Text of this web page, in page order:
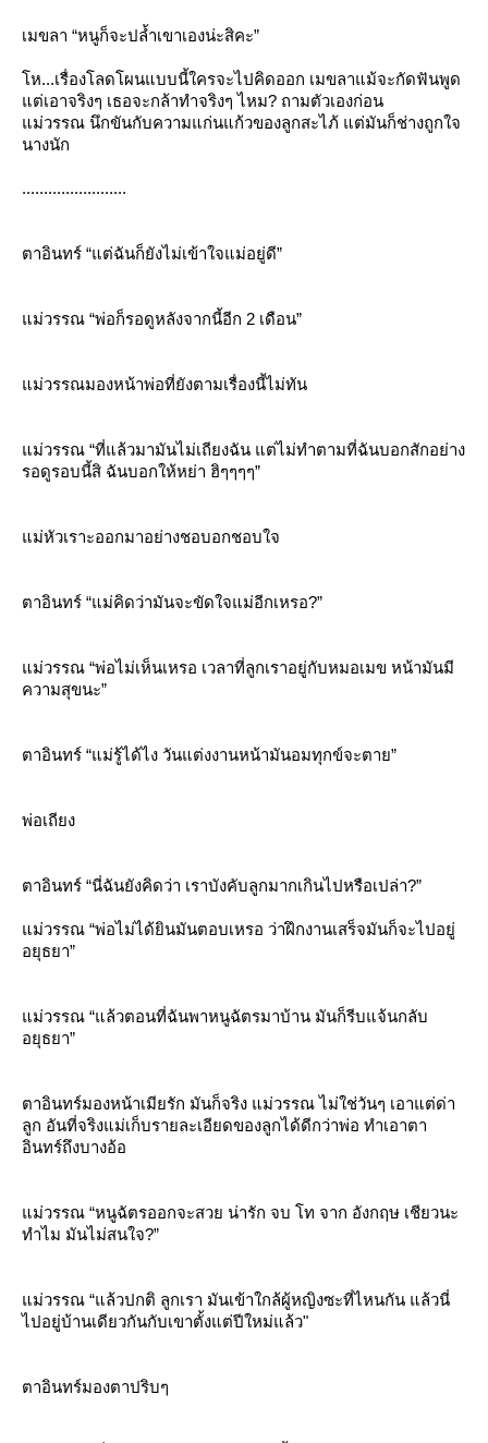
เมขลา “หนูก็จะปล้ำเขาเองน่ะสิคะ”
ห...เรื่องโลดโผนแบบนี้ใครจะไปคิดออก เมขลาแม้จะกัดฟันพูด
ต่เอาจริงๆ เธอจะกล้าทำจริงๆ ไหม? ถามตัวเองก่อน
ม่วรรณ นึกขันกับความแก่นแก้วของลูกสะไภ้ แต่มันก็ช่างถูกใจ
นางนัก
........................
ตาอินทร์ “แต่ฉันก็ยังไม่เข้าใจแม่อยู่ดี”
ม่วรรณ “พ่อก็รอดูหลังจากนี้อีก 2 เดือน”
ม่วรรณมองหน้าพ่อที่ยังตามเรื่องนี้ไม่ทัน
ม่วรรณ “ที่แล้วมามันไม่เถียงฉัน แต่ไม่ทำตามที่ฉันบอกสักอย่าง
รอดูรอบนี้สิ ฉันบอกให้หย่า ฮิๆๆๆๆ”
ม่หัวเราะออกมาอย่างชอบอกชอบใจ
ตาอินทร์ “แม่คิดว่ามันจะขัดใจแม่อีกเหรอ?”
ม่วรรณ “พ่อไม่เห็นเหรอ เวลาที่ลูกเราอยู่กับหมอเมข หน้ามันมี
ความสุขนะ”
ตาอินทร์ “แม่รู้ได้ไง วันแต่งงานหน้ามันอมทุกข์จะตาย”
พ่อเถียง
ตาอินทร์ “นี่ฉันยังคิดว่า เราบังคับลูกมากเกินไปหรือเปล่า?”
ม่วรรณ “พ่อไม่ได้ยินมันตอบเหรอ ว่าฝึกงานเสร็จมันก็จะไปอยู่
อยุธยา”
ม่วรรณ “แล้วตอนที่ฉันพาหนูฉัตรมาบ้าน มันก็รีบแจ้นกลับ
อยุธยา”
ตาอินทร์มองหน้าเมียรัก มันก็จริง แม่วรรณ ไม่ใช่วันๆ เอาแต่ด่า
ลูก อันที่จริงแม่เก็บรายละเอียดของลูกได้ดีกว่าพ่อ ทำเอาตา
อินทร์ถึงบางอ้อ
ม่วรรณ “หนูฉัตรออกจะสวย น่ารัก จบ โท จาก อังกฤษ เชียวนะ
ทำไม มันไม่สนใจ?”
ม่วรรณ “แล้วปกติ ลูกเรา มันเข้าใกล้ผู้หญิงซะที่ไหนกัน แล้วนี่
ไปอยู่บ้านเดียวกันกับเขาตั้งแต่ปีใหม่แล้ว"
ตาอินทร์มองตาปริบๆ